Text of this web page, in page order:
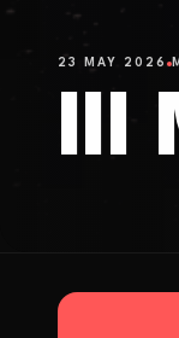
23 MAY 2026
III